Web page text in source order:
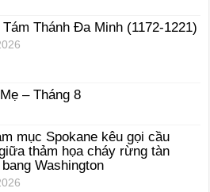
Tám Thánh Ða Minh (1172-1221)
– Tháng 8
mục Spokane kêu gọi cầu
thảm họa cháy rừng tàn
Washington